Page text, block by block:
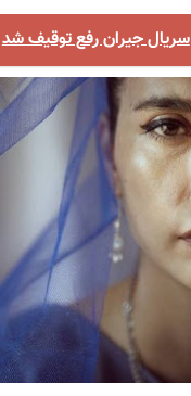
سریال جیران رفع توقیف شد